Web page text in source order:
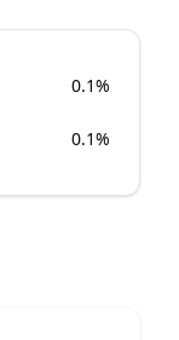
0.1%
0.1%